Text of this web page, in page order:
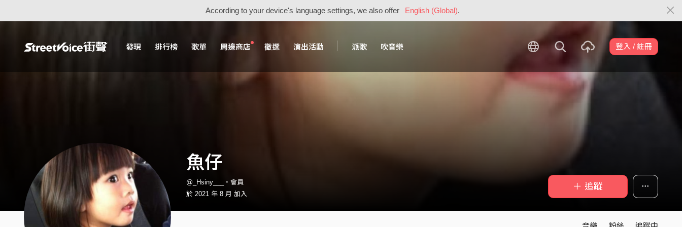
According to your device's language settings, we also offer English (Global).
發現 排行榜 歌單 周邊商店 徵選 演出活動 派歌 吹音樂 登入 / 註冊
魚仔
@_Hsiny___・會員
於 2021 年 8 月 加入
＋ 追蹤